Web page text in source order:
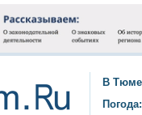
В
Погода: